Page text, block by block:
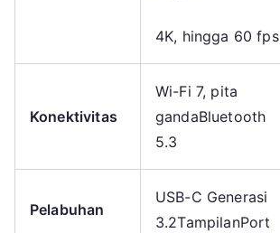
4K, hingga 60 fps
Konektivitas
Wi-Fi 7, pita
gandaBluetooth
5.3
Pelabuhan
USB-C Generasi
3.2TampilanPort